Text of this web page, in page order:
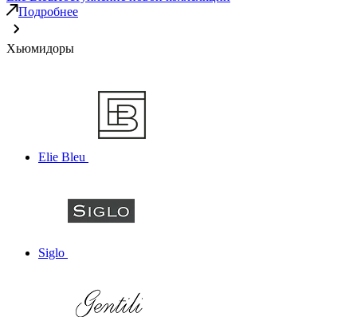
Подробнее
Хьюмидоры
Elie Bleu
Siglo